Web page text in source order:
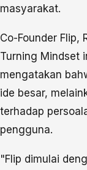
masyarakat.
Co-Founder Flip,
Turning Mindset
mengatakan
ide besar,
terhadap
pengguna.
"Flip dimulai